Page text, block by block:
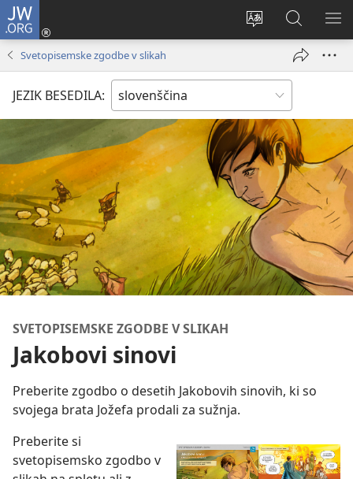
JW.ORG
Spremeni
spletnega
mesta
Prijava
(odpre
Iskanje
po
JW.ORG
Svetopisemske zgodbe v slikah
JEZIK BESEDILA:
SVETOPISEMSKE ZGODBE V SLIKAH
Jakobovi sinovi
Preberite zgodbo o desetih Jakobovih sinovih, ki so
svojega brata Jožefa prodali za sužnja.
Preberite si
svetopisemsko zgodbo v